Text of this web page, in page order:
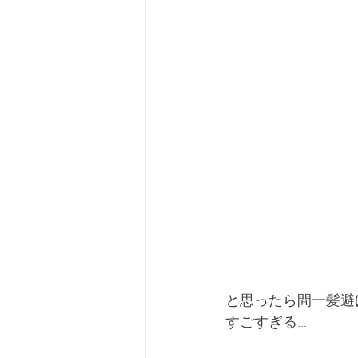
と思ったら間一髪
すごすぎる...